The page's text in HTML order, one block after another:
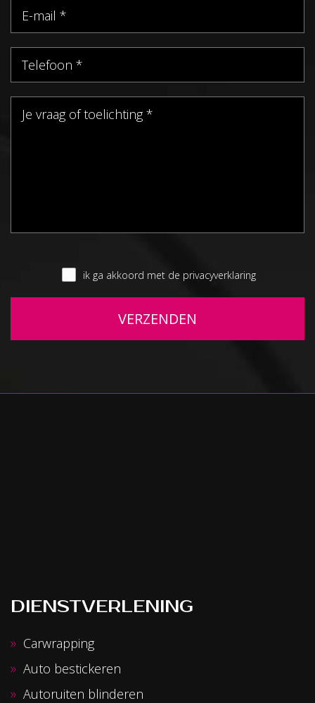
ik ga akkoord met de privacyverklaring
DIENSTVERLENING
Carwrapping
Auto bestickeren
Autoruiten blinderen